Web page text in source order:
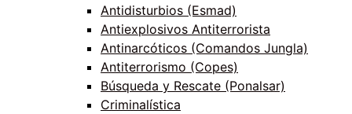
Antidisturbios (Esmad)
Antiexplosivos Antiterrorista
Antinarcóticos (Comandos Jungla)
Antiterrorismo (Copes)
Búsqueda y Rescate (Ponalsar)
Criminalística